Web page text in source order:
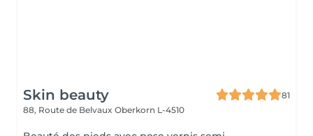
Skin beauty
81
88, Route de Belvaux Oberkorn L-4510